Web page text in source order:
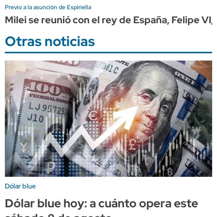
Previo a la asunción de Espiriella
Milei se reunió con el rey de España, Felipe
Otras noticias
Dólar blue
Dólar blue hoy: a cuánto opera este